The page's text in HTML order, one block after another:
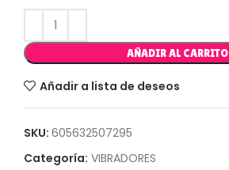
AÑADIR AL CARRITO
Añadir a lista de deseos
SKU: 605632507295
Categoría: VIBRADORES